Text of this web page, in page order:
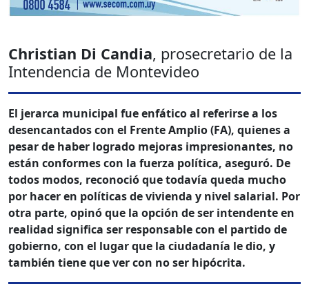
Christian Di Candia, prosecretario de la
Intendencia de Montevideo
El jerarca municipal fue enfático al referirse a los
desencantados con el Frente Amplio (FA), quienes a
pesar de haber logrado mejoras impresionantes, no
están conformes con la fuerza política, aseguró. De
todos modos, reconoció que todavía queda mucho
por hacer en políticas de vivienda y nivel salarial. Por
otra parte, opinó que la opción de ser intendente en
realidad significa ser responsable con el partido de
gobierno, con el lugar que la ciudadanía le dio, y
también tiene que ver con no ser hipócrita.